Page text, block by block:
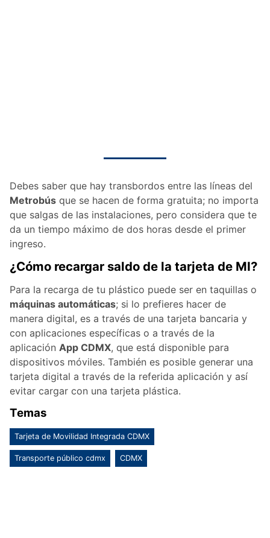
Debes saber que hay transbordos entre las líneas del
Metrobús que se hacen de forma gratuita; no importa
que salgas de las instalaciones, pero considera que te
da un tiempo máximo de dos horas desde el primer
ingreso.
¿Cómo recargar saldo de la tarjeta de MI?
Para la recarga de tu plástico puede ser en taquillas o
máquinas automáticas; si lo prefieres hacer de
manera digital, es a través de una tarjeta bancaria y
con aplicaciones específicas o a través de la
aplicación App CDMX, que está disponible para
dispositivos móviles. También es posible generar una
tarjeta digital a través de la referida aplicación y así
evitar cargar con una tarjeta plástica.
Temas
Tarjeta de Movilidad Integrada CDMX
Transporte público cdmx CDMX